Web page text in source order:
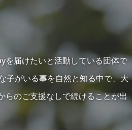
を届けたいと活動している団体で
子がいる事を自然と知る中で、大
らのご支援なしで続けることが出